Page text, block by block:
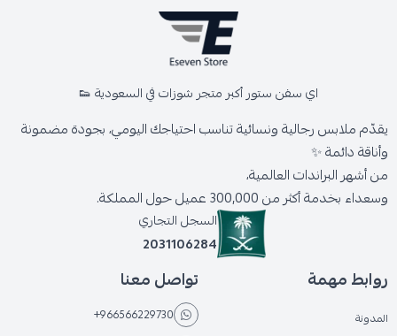
اي سفن ستور أكبر متجر شوزات في السعودية 👟
يقدّم ملابس رجالية ونسائية تناسب احتياجك اليومي، بجودة مضمونة
وأناقة دائمة ✨
من أشهر البراندات العالمية،
وسعداء بخدمة أكثر من 300,000 عميل حول المملكة.
السجل التجاري
2031106284
روابط مهمة
المدونة
تواصل معنا
+966566229730